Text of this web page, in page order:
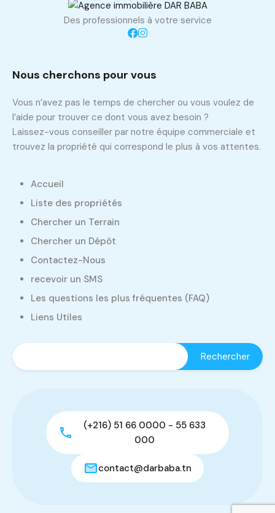
Des professionnels à votre service
Nous cherchons pour vous
Vous n’avez pas le temps de chercher ou vous voulez de
l’aide pour trouver ce dont vous avez besoin ?
Laissez-vous conseiller par notre équipe commerciale et
trouvez la propriété qui correspond le plus à vos attentes.
Accueil
Liste des propriétés
Chercher un Terrain
Chercher un Dépôt
Contactez-Nous
recevoir un SMS
Les questions les plus fréquentes (FAQ)
Liens Utiles
(+216) 51 66 0000 - 55 633
000
contact@darbaba.tn